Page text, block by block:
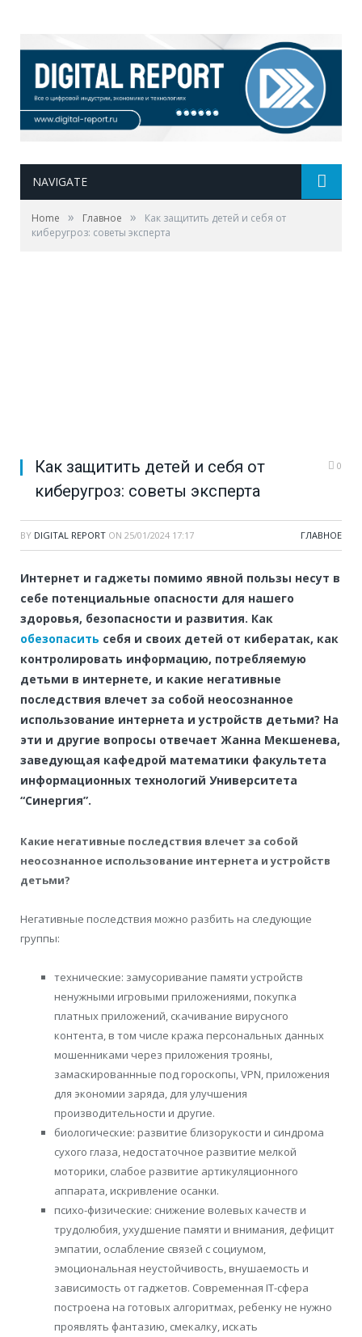
NAVIGATE
Home » Главное »
Как защитить детей и себя от
киберугроз: советы эксперта
Как защитить детей и себя от
киберугроз: советы эксперта
0
BY DIGITAL REPORT ON 25/01/2024 17:17 ГЛАВНОЕ
Интернет и гаджеты помимо явной пользы несут в
себе потенциальные опасности для нашего
здоровья, безопасности и развития. Как
обезопасить себя и своих детей от кибератак, как
контролировать информацию, потребляемую
детьми в интернете, и какие негативные
последствия влечет за собой неосознанное
использование интернета и устройств детьми? На
эти и другие вопросы отвечает Жанна Мекшенева,
заведующая кафедрой математики факультета
информационных технологий Университета
“Синергия”.
Какие негативные последствия влечет за собой
неосознанное использование интернета и устройств
детьми?
Негативные последствия можно разбить на следующие
группы:
технические: замусоривание памяти устройств
ненужными игровыми приложениями, покупка
платных приложений, скачивание вирусного
контента, в том числе кража персональных данных
мошенниками через приложения трояны,
замаскированнные под гороскопы, VPN, приложения
для экономии заряда, для улучшения
производительности и другие.
биологические: развитие близорукости и синдрома
сухого глаза, недостаточное развитие мелкой
моторики, слабое развитие артикуляционного
аппарата, искривление осанки.
психо-физические: снижение волевых качеств и
трудолюбия, ухудшение памяти и внимания, дефицит
эмпатии, ослабление связей с социумом,
эмоциональная неустойчивость, внушаемость и
зависимость от гаджетов. Современная IT-сфера
построена на готовых алгоритмах, ребенку не нужно
проявлять фантазию, смекалку, искать